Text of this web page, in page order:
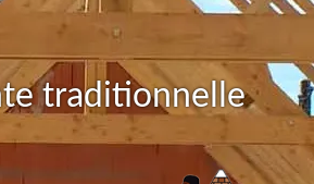
traditionnelle